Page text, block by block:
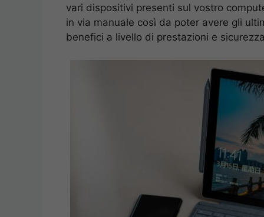
vari dispositivi presenti sul vostro
in via manuale così da poter avere gli
benefici a livello di prestazioni e